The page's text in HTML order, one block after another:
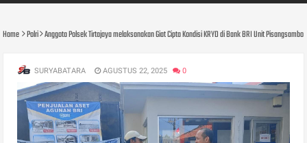
Home Polri Anggota Polsek Tirtajaya melaksanakan Giat Cipta Kondisi KRYD di Bank BRI Unit Pisangsambo
SURYABATARA AGUSTUS 22, 2025 0